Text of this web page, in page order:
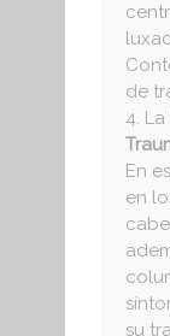
de
4.
En
en
su